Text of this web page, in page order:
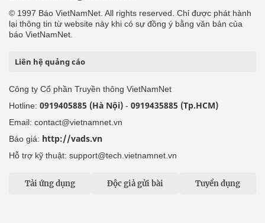
© 1997 Báo VietNamNet. All rights reserved. Chỉ được phát hành
lại thông tin từ website này khi có sự đồng ý bằng văn bản của
báo VietNamNet.
Liên hệ quảng cáo
Công ty Cổ phần Truyền thông VietNamNet
Hotline: 0919405885 (Hà Nội) - 0919435885 (Tp.HCM)
Email: contact@vietnamnet.vn
Báo giá: http://vads.vn
Hỗ trợ kỹ thuật: support@tech.vietnamnet.vn
Tải ứng dụng Độc giả gửi bài Tuyển dụng